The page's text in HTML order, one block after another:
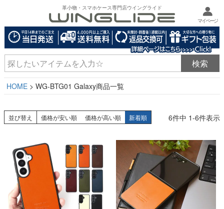
革小物・スマホケース専門店ウイングライド
マイページ
HOME WG-BTG01 Galaxy商品一覧
並び替え 価格が安い順 価格が高い順 新着順 6件中 1-6件表示